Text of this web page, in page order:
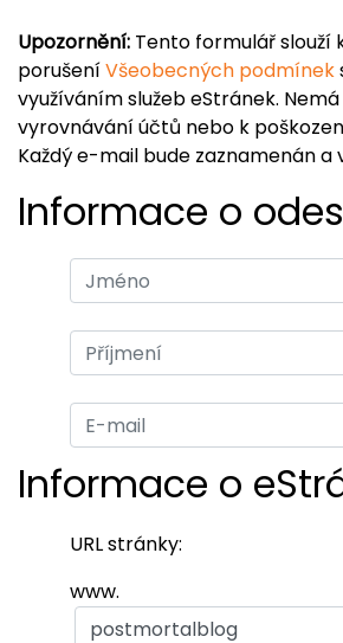
Upozornění: Tento formulář slouží
porušeníVšeobecných podmínek
využíváním služeb eStránek.
vyrovnávání účtů nebo k
Každý e-mail bude zaznamenán a
Informace o
Informace o
URL stránky:
www.